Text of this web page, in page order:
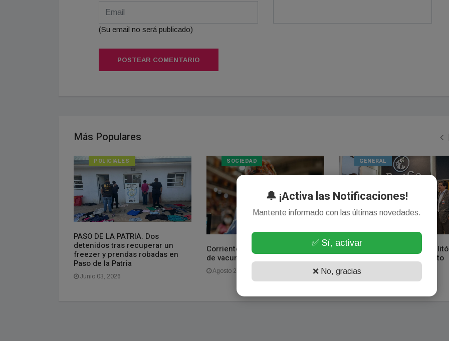
(Su email no será publicado)
POSTEAR COMENTARIO
Más Populares
POLICIALES
PASO DE LA PATRIA. Dos
detenidos tras recuperar un
freezer y prendas robadas en
Paso de la Patria
Junio 03, 2026
SOCIEDAD
Corrientes recibirá 17.300 dosis
de vacunas Astrazeneca
Agosto 20, 2021
GENERAL
El Banco de Corrientes habilitó
una sala VIP en el Aeropuerto
Piragine Niveyro
🔔 ¡Activa las Notificaciones!
Mantente informado con las últimas novedades.
✅ Sí, activar
❌ No, gracias